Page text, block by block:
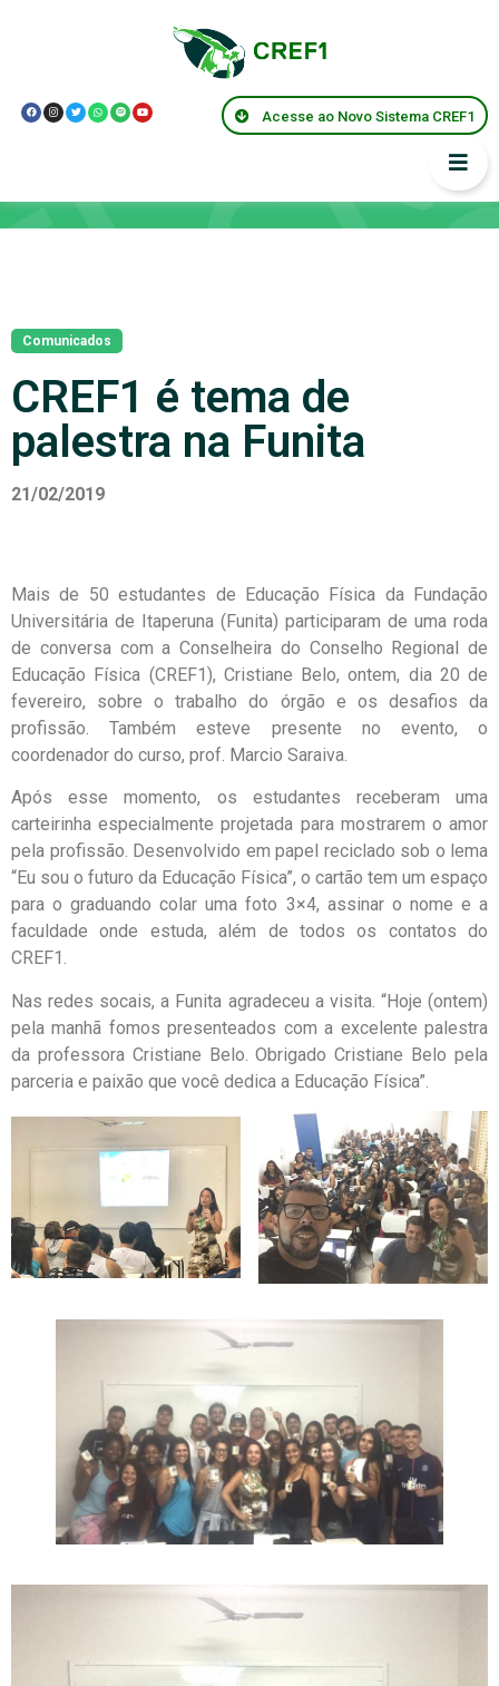
Acesse ao Novo Sistema CREF1
Comunicados
CREF1 é tema de
palestra na Funita
21/02/2019
Mais de 50 estudantes de Educação Física da Fundação
Universitária de Itaperuna (Funita) participaram de uma roda
de conversa com a Conselheira do Conselho Regional de
Educação Física (CREF1), Cristiane Belo, ontem, dia 20 de
fevereiro, sobre o trabalho do órgão e os desafios da
profissão. Também esteve presente no evento, o
coordenador do curso, prof. Marcio Saraiva.
Após esse momento, os estudantes receberam uma
carteirinha especialmente projetada para mostrarem o amor
pela profissão. Desenvolvido em papel reciclado sob o lema
“Eu sou o futuro da Educação Física”, o cartão tem um espaço
para o graduando colar uma foto 3×4, assinar o nome e a
faculdade onde estuda, além de todos os contatos do
CREF1.
Nas redes socais, a Funita agradeceu a visita. “Hoje (ontem)
pela manhã fomos presenteados com a excelente palestra
da professora Cristiane Belo. Obrigado Cristiane Belo pela
parceria e paixão que você dedica a Educação Física”.